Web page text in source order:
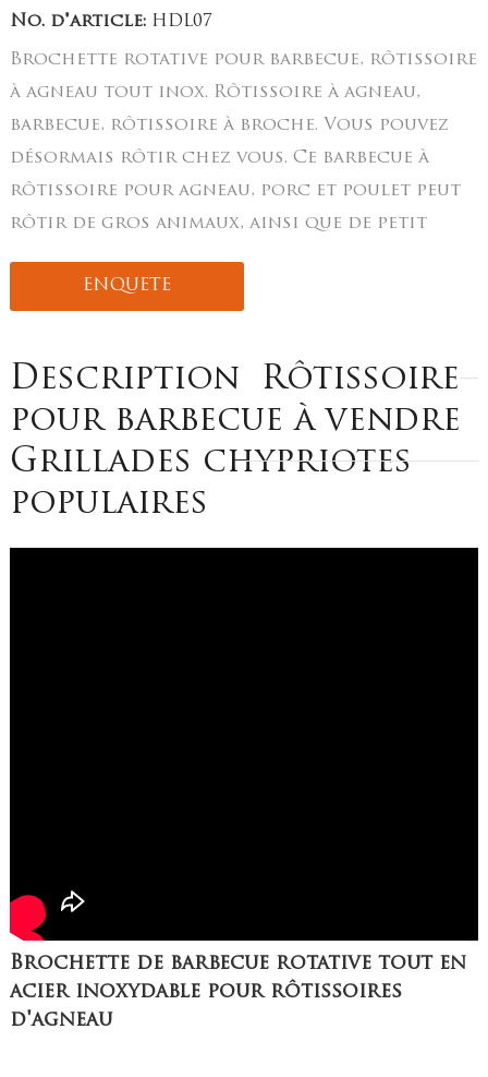
No. d'article:HDL07
Brochette rotative pour barbecue, rôtissoire
à agneau tout inox. Rôtissoire à agneau,
barbecue, rôtissoire à broche. Vous pouvez
désormais rôtir chez vous. Ce barbecue à
rôtissoire pour agneau, porc et poulet peut
rôtir de gros animaux, ainsi que de petit
ENQUETE
Description
Rôtissoire
pour barbecue à vendre
Grillades chypriotes
populaires
Brochette de barbecue rotative tout en
acier inoxydable pour rôtissoires
d'agneau